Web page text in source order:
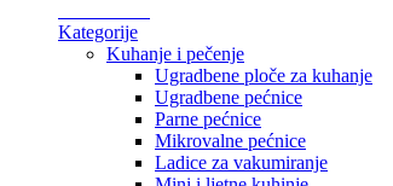
Kategorije
Kuhanje i pečenje
Ugradbene ploče za kuhanje
Ugradbene pećnice
Parne pećnice
Mikrovalne pećnice
Ladice za vakumiranje